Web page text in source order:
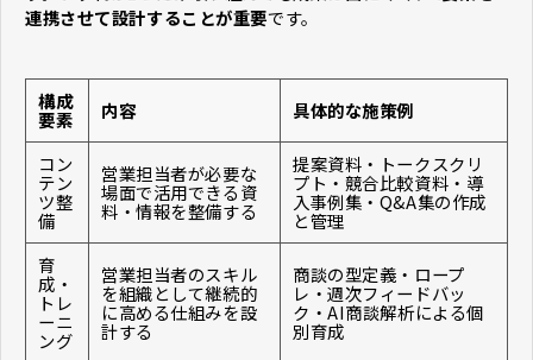
連携させて設計することが重要です。
構成
要素 内容 具体的な施策例
コン
テン
ツ整
備
営業担当者が必要な
場面で活用できる資
料・情報を整備する
提案資料・トークスクリ
プト・競合比較資料・導
入事例集・Q&A集の作成
と管理
育
成・
トレ
ーニ
ング
営業担当者のスキル
を組織として継続的
に高める仕組みを設
計する
商談の型定義・ロープ
レ・週次フィードバッ
ク・AI商談解析による個
別育成